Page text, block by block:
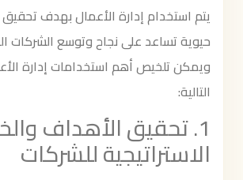
يتم استخدام إدارة الأعمال بهدف
حيوية تساعد على نجاح وتوسع الشركات
ويمكن تلخيص أهم استخدامات إدارة
التالية:
1. تحقيق الأهداف
الاستراتيجية للشركات